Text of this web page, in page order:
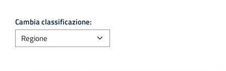
Cambia classificazione: